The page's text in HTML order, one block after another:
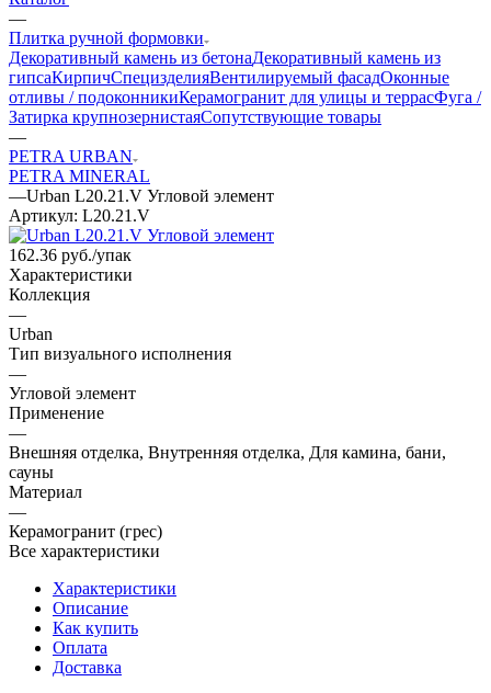
—
Плитка ручной формовки
Декоративный камень из бетонаДекоративный камень из
гипсаКирпичСпецизделияВентилируемый фасадОконные
отливы / подоконникиКерамогранит для улицы и террасФуга /
Затирка крупнозернистаяСопутствующие товары
—
PETRA URBAN
PETRA MINERAL
—Urban L20.21.V Угловой элемент
Артикул: L20.21.V
162.36 руб./упак
Характеристики
Коллекция
—
Urban
Тип визуального исполнения
—
Угловой элемент
Применение
—
Внешняя отделка, Внутренняя отделка, Для камина, бани,
сауны
Материал
—
Керамогранит (грес)
Все характеристики
Характеристики
Описание
Как купить
Оплата
Доставка